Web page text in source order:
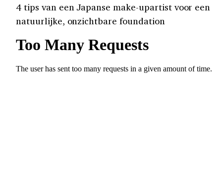
4 tips van een Japanse make-upartist voor een
natuurlijke, onzichtbare foundation